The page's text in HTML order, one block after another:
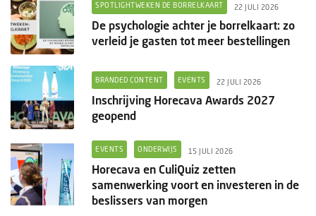
SPOTLIGHTWEKEN DE BORRELKAART 22 JULI 2026
De psychologie achter je borrelkaart: zo
verleid je gasten tot meer bestellingen
BRANDED CONTENT EVENTS 22 JULI 2026
Inschrijving Horecava Awards 2027
geopend
EVENTS ONDERWIJS 15 JULI 2026
Horecava en CuliQuiz zetten
samenwerking voort en investeren in de
beslissers van morgen